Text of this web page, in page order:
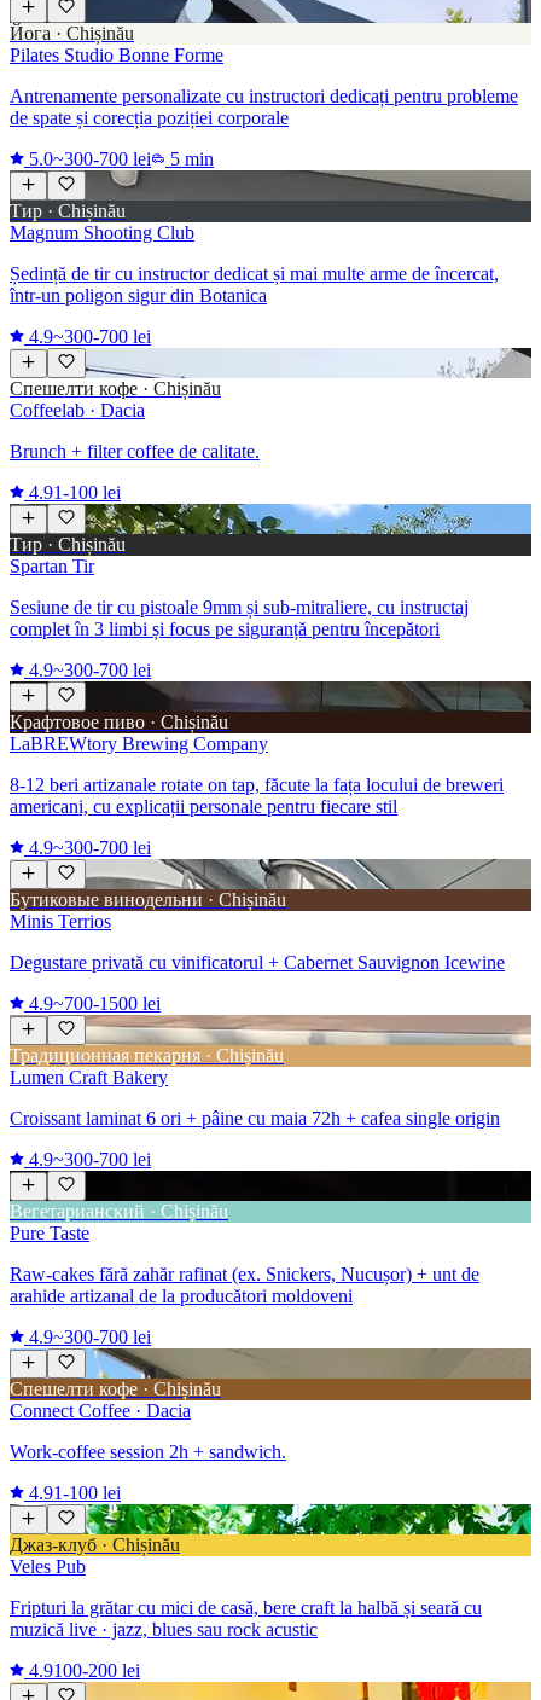
Йога · Chișinău
Pilates Studio Bonne Forme
Antrenamente personalizate cu instructori dedicați pentru probleme
de spate și corecția poziției corporale
5.0~300-700 lei 5 min
Тир · Chișinău
Magnum Shooting Club
Ședință de tir cu instructor dedicat și mai multe arme de încercat,
într-un poligon sigur din Botanica
4.9~300-700 lei
Спешелти кофе · Chișinău
Coffeelab · Dacia
Brunch + filter coffee de calitate.
4.91-100 lei
Тир · Chișinău
Spartan Tir
Sesiune de tir cu pistoale 9mm și sub-mitraliere, cu instructaj
complet în 3 limbi și focus pe siguranță pentru începători
4.9~300-700 lei
Крафтовое пиво · Chișinău
LaBREWtory Brewing Company
8-12 beri artizanale rotate on tap, făcute la fața locului de breweri
americani, cu explicații personale pentru fiecare stil
4.9~300-700 lei
Бутиковые винодельни · Chișinău
Minis Terrios
Degustare privată cu vinificatorul + Cabernet Sauvignon Icewine
4.9~700-1500 lei
Традиционная пекарня · Chișinău
Lumen Craft Bakery
Croissant laminat 6 ori + pâine cu maia 72h + cafea single origin
4.9~300-700 lei
Вегетарианский · Chișinău
Pure Taste
Raw-cakes fără zahăr rafinat (ex. Snickers, Nucușor) + unt de
arahide artizanal de la producători moldoveni
4.9~300-700 lei
Спешелти кофе · Chișinău
Connect Coffee · Dacia
Work-coffee session 2h + sandwich.
4.91-100 lei
Джаз-клуб · Chișinău
Veles Pub
Fripturi la grătar cu mici de casă, bere craft la halbă și seară cu
muzică live · jazz, blues sau rock acustic
4.9100-200 lei